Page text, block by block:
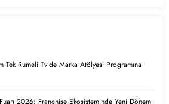
Tek Rumeli Tv’de Marka Atölyesi Programına
2026: Franchise Ekosisteminde Yeni Dönem